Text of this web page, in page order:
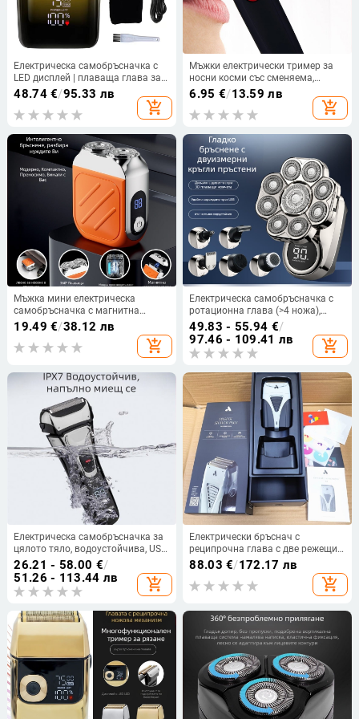
Електрическа самобръсначка с
LED дисплей | плаваща глава за
бръснене | глава с две режещи
ножчета | сваляща се миеща се
глава
48.74€/95.33 лв
add_shopping_cart
Мъжки електрически тример за
носни косми със сменяема,
миеща се глава
6.95 €/13.59 лв
add_shopping_cart
Мъжка мини електрическа
самобръсначка с магнитна
плаваща глава, въртяща се
глава с две остриета,
презареждаема и тихо
19.49 €/38.12 лв
add_shopping_cart
Електрическа самобръсначка с
ротационна глава (>4 ножа),
вградена батерия 500–800 mAh,
време на работа 2 часа, напълно
промивана
49.83 - 55.94 €/
97.46 - 109.41 лв
add_shopping_cart
Електрическа самобръсначка за
цялото тяло, водоустойчива, USB
зареждане, глава с три леза за
прецизно бръснене
26.21 - 58.00 €/
51.26 - 113.44 лв
add_shopping_cart
Електрически бръснач с
реципрочна глава с две режещи
ленти, безчетков мотор, време на
работа над 60 минути, вградена
батерия 500–800 mAh, шум 36–
88.03 €/172.17 лв
add_shopping_cart